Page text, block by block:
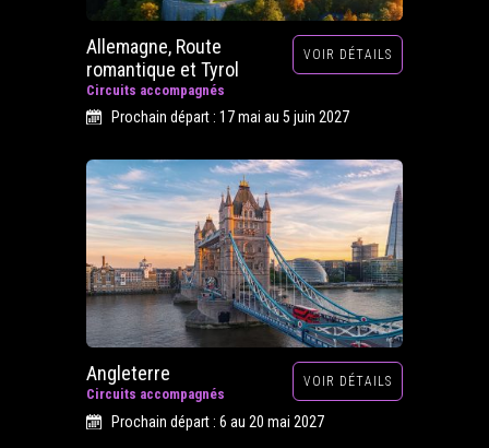
Allemagne, Route
romantique et Tyrol
Circuits accompagnés
VOIR DÉTAILS
Prochain départ : 17 mai au 5 juin 2027
Angleterre
Circuits accompagnés
VOIR DÉTAILS
Prochain départ : 6 au 20 mai 2027